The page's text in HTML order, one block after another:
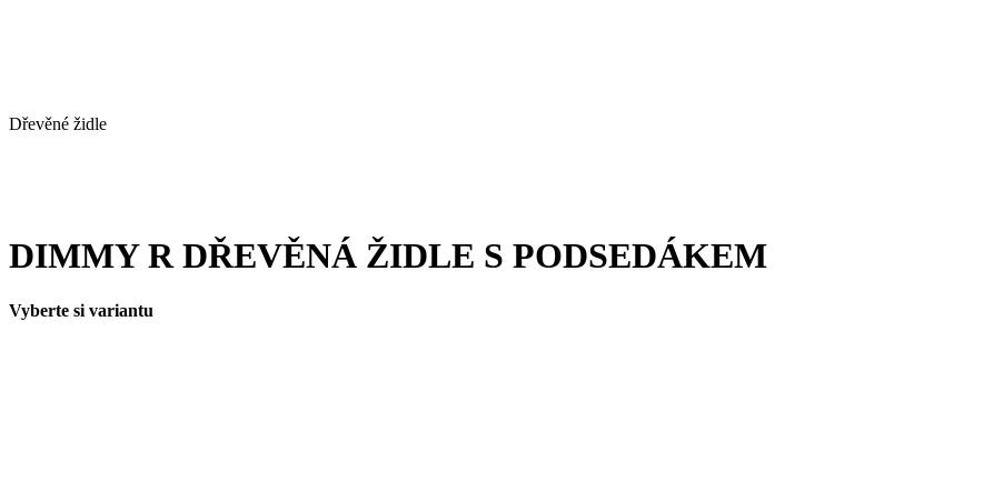
Dřevěné židle
DIMMY R DŘEVĚNÁ ŽIDLE S PODSEDÁKEM
Vyberte si variantu